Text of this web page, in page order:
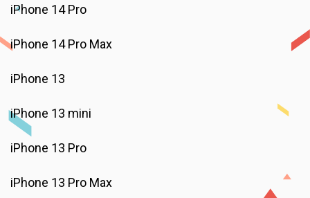
iPhone 14 Pro
iPhone 14 Pro Max
iPhone 13
iPhone 13 mini
iPhone 13 Pro
iPhone 13 Pro Max